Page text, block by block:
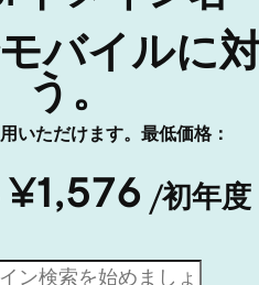
バイルに
う。
いただけます。最低価格：
¥1,576 /初年度